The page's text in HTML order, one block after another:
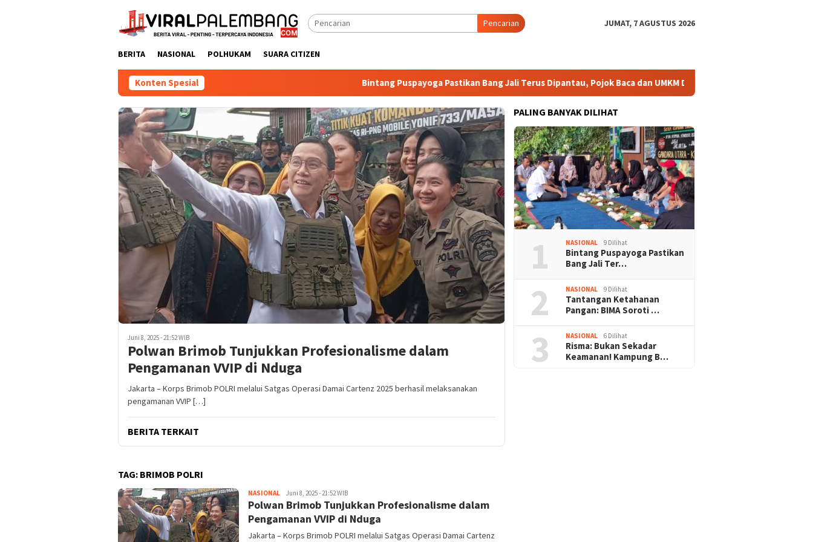
Pencarian JUMAT, 7 AGUSTUS 2026
BERITA NASIONAL POLHUKAM SUARA CITIZEN
Konten Spesial Bintang Puspayoga Pastikan Bang Jali Terus Dipantau, Pojok Baca dan UMKM Digital Segera Diperkuat
Juni 8, 2025 - 21:52 WIB
Polwan Brimob Tunjukkan Profesionalisme dalam
Pengamanan VVIP di Nduga
Jakarta – Korps Brimob POLRI melalui Satgas Operasi Damai Cartenz 2025 berhasil melaksanakan
pengamanan VVIP […]
BERITA TERKAIT
TAG: BRIMOB POLRI
NASIONAL Redaktur
Juni 8, 2025 - 21:52 WIB
Polwan Brimob Tunjukkan Profesionalisme dalam
Pengamanan VVIP di Nduga
Jakarta – Korps Brimob POLRI melalui Satgas Operasi Damai Cartenz
PALING BANYAK DILIHAT
1 NASIONAL 9 Dilihat
Bintang Puspayoga Pastikan
Bang Jali Ter…
2 NASIONAL 9 Dilihat
Tantangan Ketahanan
Pangan: BIMA Soroti …
3 NASIONAL 6 Dilihat
Risma: Bukan Sekadar
Keamanan! Kampung B…